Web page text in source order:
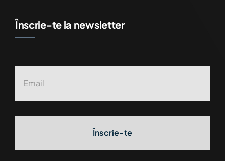
Înscrie-te la newsletter
Înscrie-te